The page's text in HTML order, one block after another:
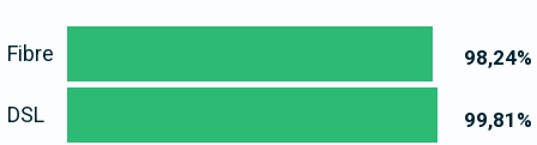
98,24%
99,81 %
Fibre
DSL